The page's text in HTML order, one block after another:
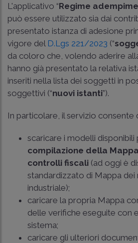
L'applicativo “Regime
può essere utilizzato sia dai
presentato istanza di adesione
vigore del D.Lgs 221/2023 (“
da coloro che, volendo aderire
hanno già presentato la relativa
inseriti nella lista dei soggetti in
soggettivi (“nuovi istanti”).
In particolare, il servizio consente
scaricare i modelli disponibili
compilazione della
controlli fiscali (ad oggi è
standardizzato di Mappa dei
industriale);
caricare la propria Mappa
delle verifiche eseguite con
sistema;
caricare gli ulteriori